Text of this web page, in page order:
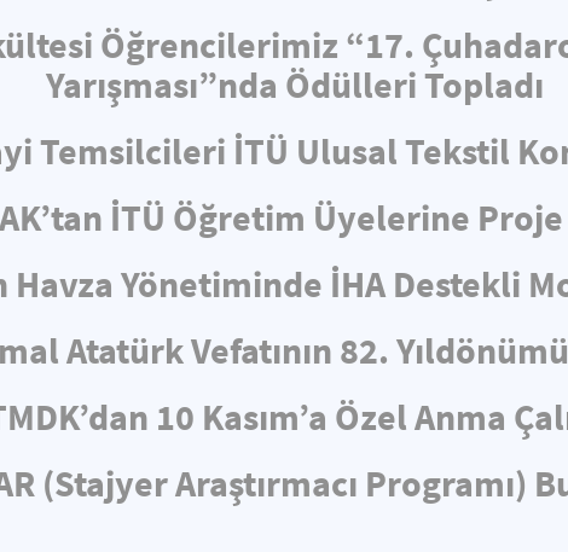
Öğrencilerimiz “17.
Yarışması”nda Ödülleri Topladı
Temsilcileri İTÜ Ulusal Tekstil
İTÜ Öğretim Üyelerine
Havza Yönetiminde İHA Destekli
Atatürk Vefatının 82.
10 Kasım’a Özel Anma
(Stajyer Araştırmacı Programı)